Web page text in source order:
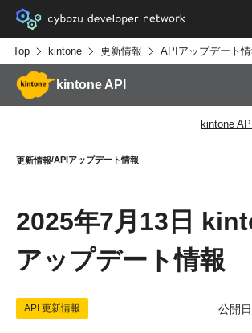
Top kintone 更新情報 APIアップデート
kintone API
kintone
更新情報 APIアップデート情報
2025年7月13日
アップデート情報
API 更新情報 公開